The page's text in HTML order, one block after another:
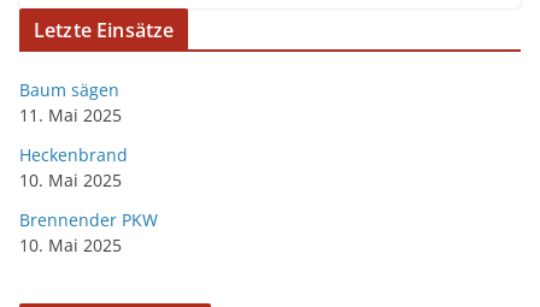
Letzte Einsätze
Baum sägen
11. Mai 2025
Heckenbrand
10. Mai 2025
Brennender PKW
10. Mai 2025